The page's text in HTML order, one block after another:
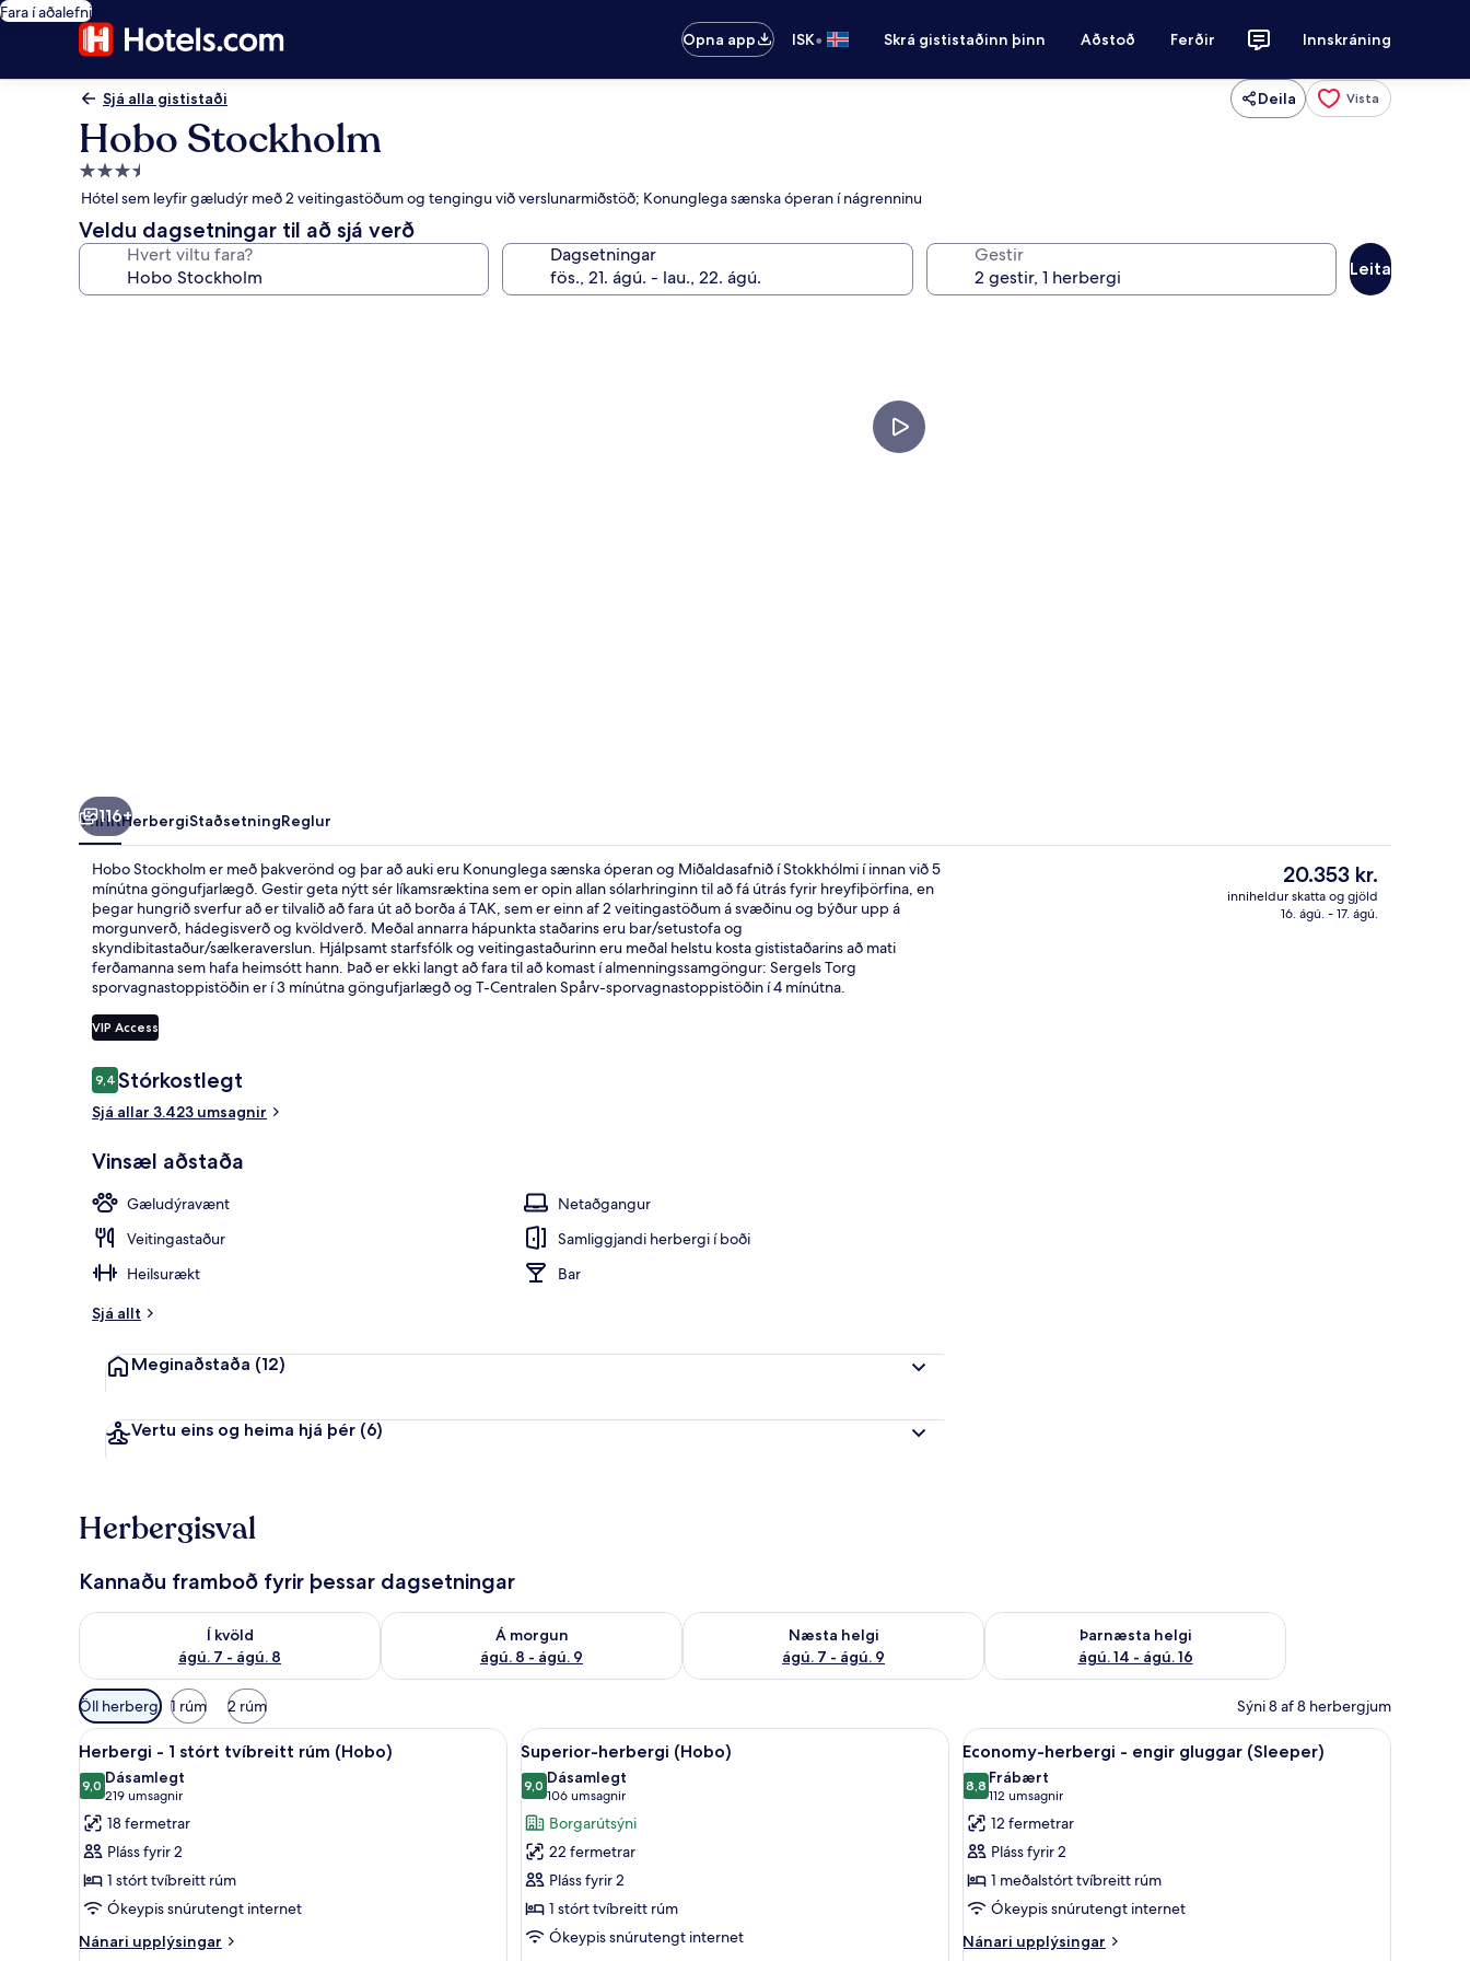
Fara í aðalefni
Opna app
ISK• Skrá gististaðinn þinn Aðstoð Ferðir Innskráning
Sjá alla gististaði Deila Vista
Hobo Stockholm
3.5
stjörnu
gististaður
Hótel sem leyfir gæludýr með 2 veitingastöðum og tengingu við verslunarmiðstöð; Konunglega sænska óperan í nágrenninu
Veldu dagsetningar til að sjá verð
Hvert viltu fara? Dagsetningar Gestir
Leita
Morgunverðarhlaðborð daglega
116+
YfirlitHerbergiStaðsetningReglur
Hobo Stockholm er með þakverönd og þar að auki eru Konunglega sænska óperan og Miðaldasafnið í Stokkhólmi í innan við 5
mínútna göngufjarlægð. Gestir geta nýtt sér líkamsræktina sem er opin allan sólarhringinn til að fá útrás fyrir hreyfiþörfina, en
þegar hungrið sverfur að er tilvalið að fara út að borða á TAK, sem er einn af 2 veitingastöðum á svæðinu og býður upp á
morgunverð, hádegisverð og kvöldverð. Meðal annarra hápunkta staðarins eru bar/setustofa og
skyndibitastaður/sælkeraverslun. Hjálpsamt starfsfólk og veitingastaðurinn eru meðal helstu kosta gististaðarins að mati
ferðamanna sem hafa heimsótt hann. Það er ekki langt að fara til að komast í almenningssamgöngur: Sergels Torg
sporvagnastoppistöðin er í 3 mínútna göngufjarlægð og T-Centralen Spårv-sporvagnastoppistöðin í 4 mínútna.
VIP Access
Umsagnir
9,49,4 af 10
Stórkostlegt
Sjá allar 3.423 umsagnir
Vinsæl aðstaða
Gæludýravænt
Netaðgangur
Veitingastaður
Samliggjandi herbergi í boði
Heilsurækt
Bar
Sjá allt
Meginaðstaða (12)
Vertu eins og heima hjá þér (6)
Núverandi
verð
er
20.353 kr.
inniheldur skatta og gjöld
16. ágú. - 17. ágú.
Herbergisval
Kannaðu framboð fyrir þessar dagsetningar
Í kvöld
ágú. 7 - ágú. 8
Athuga framboð í kvöld ágú. 7 - ágú. 8
Á morgun
ágú. 8 - ágú. 9
Athuga framboð á morgun ágú. 8 - ágú. 9
Næsta helgi
ágú. 7 - ágú. 9
Athuga framboð næstu helgi ágú. 7 - ágú. 9
Þarnæsta helgi
ágú. 14 - ágú. 16
Athuga framboð þarnæstu helgi ágú. 14 - ágú. 16
Síur
í
boði
fyrir
herbergi
Öll herbergi 1 rúm 2 rúm Sýni 8 af 8 herbergjum
Skoða
allar
myndir
fyrir
Herbergi
-
1
stórt
tvíbreitt
Herbergi - 1 stórt tvíbreitt rúm (Hobo) | Aukarúm, internet, rúmföt
10
Herbergi - 1 stórt tvíbreitt rúm (Hobo)
9,09,0 af 10
Dásamlegt
219 umsagnir
(219
umsagnir)
18 fermetrar
Pláss fyrir 2
1 stórt tvíbreitt rúm
Ókeypis snúrutengt internet
Nánari upplýsingar
Nánari
Skoða
allar
myndir
fyrir
Superior-
herbergi
(Hobo)
Superior-herbergi (Hobo) | Aukarúm, internet, rúmföt
15
Superior-herbergi (Hobo)
9,09,0 af 10
Dásamlegt
106 umsagnir
(106
umsagnir)
Borgarútsýni
22 fermetrar
Pláss fyrir 2
1 stórt tvíbreitt rúm
Ókeypis snúrutengt internet
Skoða
allar
myndir
fyrir
Economy-
herbergi
-
engir
gluggar
Economy-herbergi - engir gluggar
5
Economy-herbergi - engir gluggar (Sleeper)
8,88,8 af 10
Frábært
112 umsagnir
(112
umsagnir)
12 fermetrar
Pláss fyrir 2
1 meðalstórt tvíbreitt rúm
Ókeypis snúrutengt internet
Nánari upplýsingar
Nánari